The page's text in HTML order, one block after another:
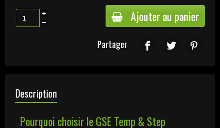
Ajouter au panier
Partager
Description
Pourquoi choisir le GSE Temp & Step